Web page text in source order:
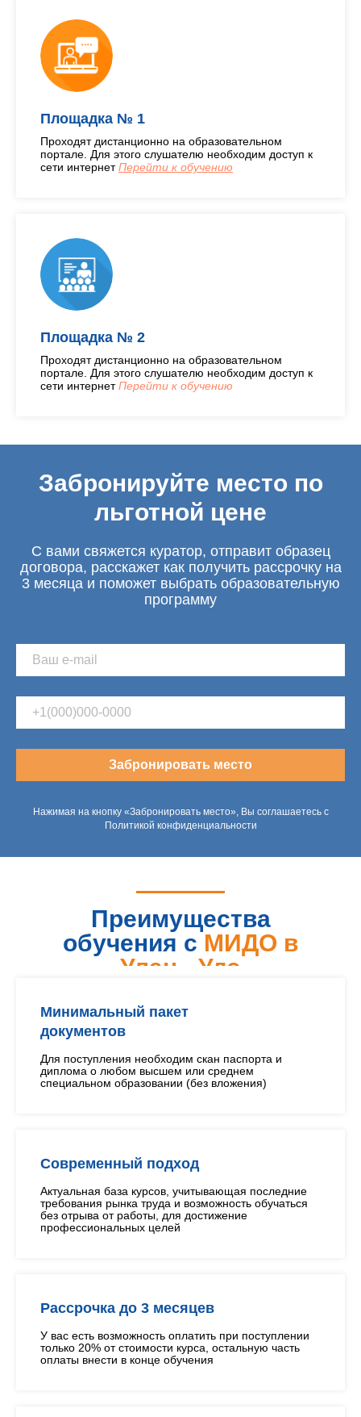
Площадка № 1
Проходят дистанционно на образовательном
портале. Для этого слушателю необходим доступ к
сети интернетПерейти к обучению
Площадка № 2
Проходят дистанционно на образовательном
портале. Для этого слушателю необходим доступ к
сети интернетПерейти к обучению
Забронируйте место по
льготной цене
С вами свяжется куратор, отправит образец
договора, расскажет как получить рассрочку на
3 месяца и поможет выбрать образовательную
программу
Забронировать место
Нажимая на кнопку «Забронировать место», Вы соглашаетесь с
Политикой конфиденциальности
Преимущества
обучения с МИДО в
Улан - Удэ
Минимальный пакет
документов
Для поступления необходим скан паспорта и
диплома о любом высшем или среднем
специальном образовании (без вложения)
Современный подход
Актуальная база курсов, учитывающая последние
требования рынка труда и возможность обучаться
без отрыва от работы, для достижение
профессиональных целей
Рассрочка до 3 месяцев
У вас есть возможность оплатить при поступлении
только 20% от стоимости курса, остальную часть
оплаты внести в конце обучения